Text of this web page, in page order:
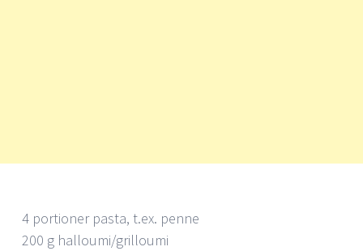
4 portioner pasta, t.ex. penne
200 g halloumi/grilloumi